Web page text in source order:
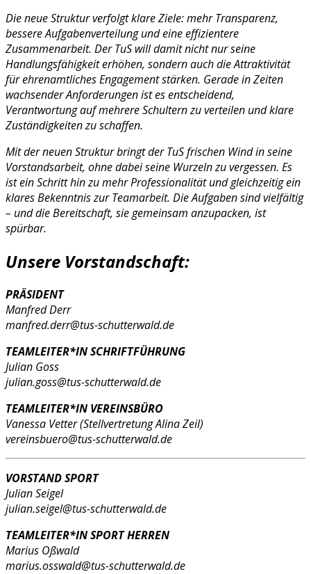
Die neue Struktur verfolgt klare Ziele: mehr Transparenz,
bessere Aufgabenverteilung und eine effizientere
Zusammenarbeit. Der TuS will damit nicht nur seine
Handlungsfähigkeit erhöhen, sondern auch die Attraktivität
für ehrenamtliches Engagement stärken. Gerade in Zeiten
wachsender Anforderungen ist es entscheidend,
Verantwortung auf mehrere Schultern zu verteilen und klare
Zuständigkeiten zu schaffen.
Mit der neuen Struktur bringt der TuS frischen Wind in seine
Vorstandsarbeit, ohne dabei seine Wurzeln zu vergessen. Es
ist ein Schritt hin zu mehr Professionalität und gleichzeitig ein
klares Bekenntnis zur Teamarbeit. Die Aufgaben sind vielfältig
– und die Bereitschaft, sie gemeinsam anzupacken, ist
spürbar.
Unsere Vorstandschaft:
PRÄSIDENT
Manfred Derr
manfred.derr@tus-schutterwald.de
TEAMLEITER*IN SCHRIFTFÜHRUNG
Julian Goss
julian.goss@tus-schutterwald.de
TEAMLEITER*IN VEREINSBÜRO
Vanessa Vetter (Stellvertretung Alina Zeil)
vereinsbuero@tus-schutterwald.de
VORSTAND SPORT
Julian Seigel
julian.seigel@tus-schutterwald.de
TEAMLEITER*IN SPORT HERREN
Marius Oßwald
marius.osswald@tus-schutterwald.de